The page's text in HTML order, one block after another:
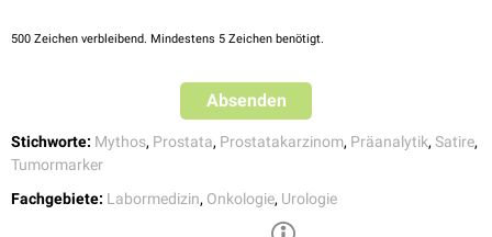
↑Mejak SL et al:Long Distance Bicycle Riding Causes Prostate-
ONE 8(2): e56030, 2013.
Influence of Long-Distance Bicycle Riding on
Serum/Urinary Biomarkers of Prostate Cancer
, Int. J. Mol. Sci.,
2016.
500 Zeichen verbleibend. Mindestens 5 Zeichen benötigt.
Absenden
Stichworte: Mythos, Prostata, Prostatakarzinom, Präanalytik, Satire,
Tumormarker
Fachgebiete: Labormedizin, Onkologie, Urologie